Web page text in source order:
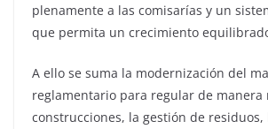
plenamente a las comisarías y un
que permita un crecimiento
A ello se suma la modernización del
reglamentario para regular de manera
construcciones, la gestión de residuos,